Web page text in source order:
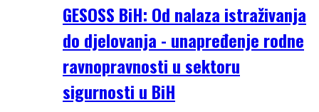
GESOSS BiH: Od nalaza istraživanja
do djelovanja - unapređenje rodne
ravnopravnosti u sektoru
sigurnosti u BiH